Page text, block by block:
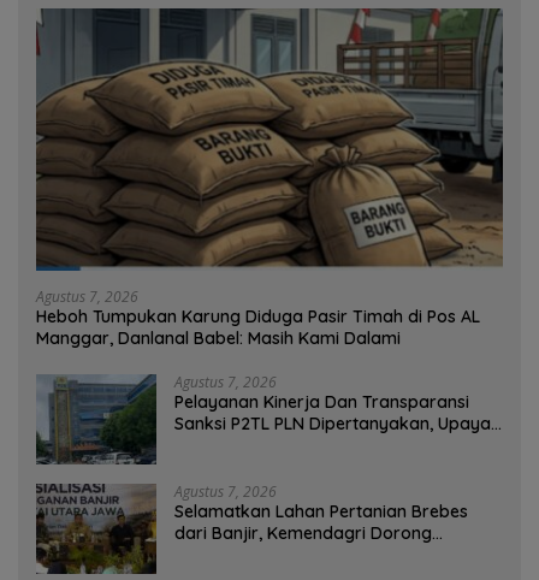
Agustus 7, 2026
Heboh Tumpukan Karung Diduga Pasir Timah di Pos AL
Manggar, Danlanal Babel: Masih Kami Dalami
Agustus 7, 2026
Pelayanan Kinerja Dan Transparansi
Sanksi P2TL PLN Dipertanyakan, Upaya
Agustus 7, 2026
Selamatkan Lahan Pertanian Brebes
dari Banjir, Kemendagri Dorong